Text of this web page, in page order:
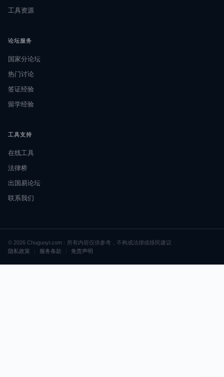
工具资源
论坛服务
国家分论坛
热门讨论
签证经验
留学经验
工具支持
在线工具
法律桥
出国易论坛
联系我们
© 2026 Chuguoyi.com · 所有内容仅供参考，不构成法律或移民建议
隐私政策
服务条款 免责声明